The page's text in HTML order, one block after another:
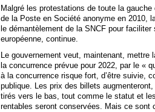
Malgré les protestations de toute la
de la Poste en Société anonyme en 2010,
le démantèlement de la SNCF pour
européenne, continue.
Le gouvernement veut, maintenant, mettre
la concurrence prévue pour 2022, par le «
à la concurrence risque fort, d’être suivie,
publique. Les prix des billets
tirés vers le bas, tout comme le statut et
rentables seront conservées. Mais ce sont